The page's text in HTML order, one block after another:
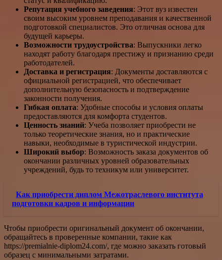
Репутация учебного заведения: Этот вуз известен
своим высоким уровнем преподавания и качественной
подготовкой специалистов. Это отличная основа для
будущей карьеры.
Возможности трудоустройства: Выпускники легко
находят работу благодаря престижу и признанию среди
работодателей.
Доставка и регистрация: Документы доставляются с
официальной регистрацией, что обеспечивает
дополнительную безопасность и подтверждение
законности получения.
Гибкая оплата: Удобные способы и условия оплаты
предоставляются для комфорта студентов.
Ценность знаний: Учеба позволяет приобрести не
только теоретические знания, но и практические
навыки, необходимые в туристической индустрии.
Широкий выбор: Возможность заказа документов об
окончании различных уровней образовательных
учреждений, будь то техникум или университет.
Как приобрести диплом Межотраслевого института
подготовки кадров и информации
Чтобы приобрести оригинальный документ об окончании,
обращайтесь в проверенные компании, такие как
https://premialnie-diplom24.com/, где можно заказать готовый
образец с минимальными затратами.